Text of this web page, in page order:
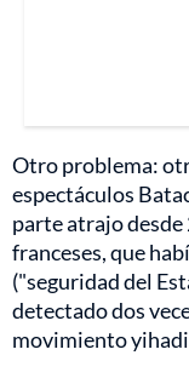
Otro problema:
espectáculos
parte atrajo desde
franceses, que
("seguridad del
detectado dos
movimiento